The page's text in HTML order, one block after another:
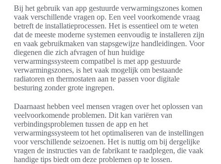
Bij het gebruik van app gestuurde verwarmingszones komen
vaak verschillende vragen op. Een veel voorkomende vraag
betreft de installatieprocessen. Het is essentieel om te weten
dat de meeste moderne systemen eenvoudig te installeren zijn
en vaak gebruikmaken van stapsgewijze handleidingen. Voor
diegenen die zich afvragen of hun huidige
verwarmingssysteem compatibel is met app gestuurde
verwarmingszones, is het vaak mogelijk om bestaande
radiatoren en thermostaten aan te passen voor digitale
besturing zonder grote ingrepen.
Daarnaast hebben veel mensen vragen over het oplossen van
veelvoorkomende problemen. Dit kan variëren van
verbindingsproblemen tussen de app en het
verwarmingssysteem tot het optimaliseren van de instellingen
voor verschillende seizoenen. Het is nuttig om bij dergelijke
vragen de instructies van de fabrikant te raadplegen, die vaak
handige tips biedt om deze problemen op te lossen.